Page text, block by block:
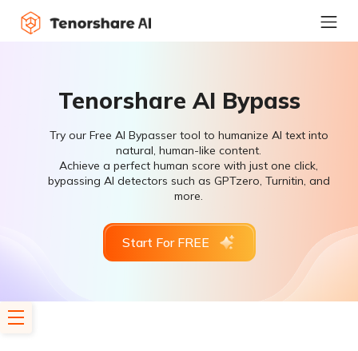
Tenorshare AI Bypass
Try our Free AI Bypasser tool to humanize AI text into
natural, human-like content.
Achieve a perfect human score with just one click,
bypassing AI detectors such as GPTzero, Turnitin, and
more.
Start For FREE